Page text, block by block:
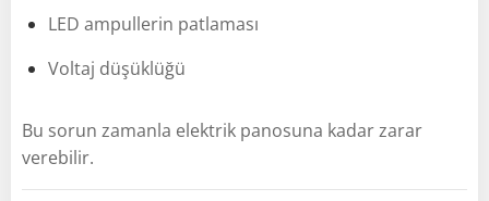
LED ampullerin patlaması
Voltaj düşüklüğü
Bu sorun zamanla elektrik panosuna kadar zarar
verebilir.